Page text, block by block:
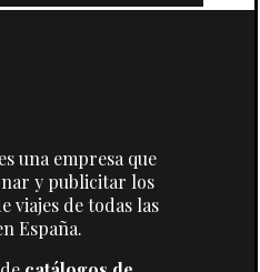
una empresa que
y publicitar los
viajes de todas las
España.